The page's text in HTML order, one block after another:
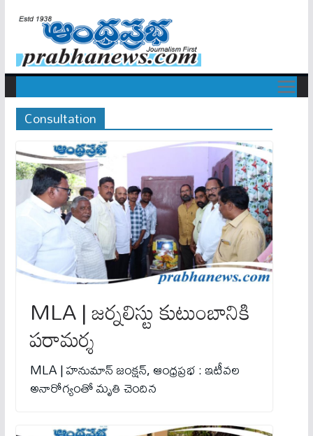
Consultation
MLA | జర్నలిస్టు కుటుంబానికి
పరామర్శ
MLA | హనుమాన్ జంక్షన్, ఆంధ్రప్రభ : ఇటీవల
అనారోగ్యంతో మృతి చెందిన